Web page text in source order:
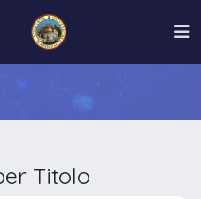
Titolo